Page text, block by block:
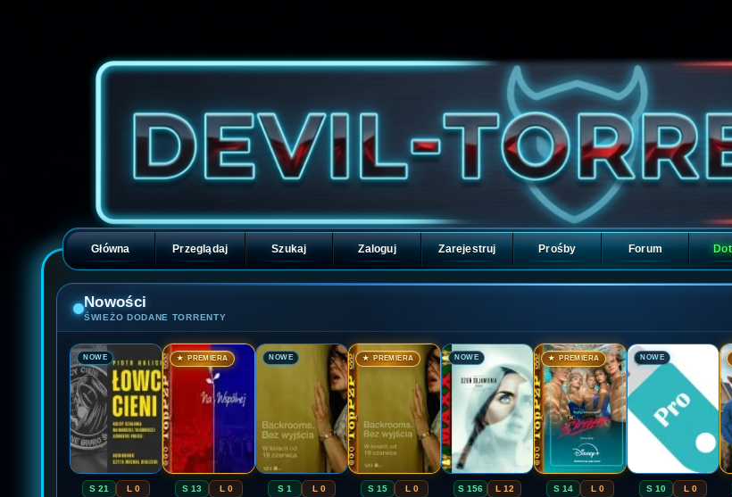
Główna Przeglądaj Szukaj Zaloguj Zarejestruj Prośby Forum
Nowości
ŚWIEŻO DODANE TORRENTY
🎬NOWE
S 21 L 0
🎬★ PREMIERA
S 13 L 0
🎬NOWE
S 1 L 0
🎬★ PREMIERA
S 15 L 0
🎬NOWE
S 156 L 12
🎬★ PREMIERA
S 14 L 0
🎬NOWE
S 10 L 0